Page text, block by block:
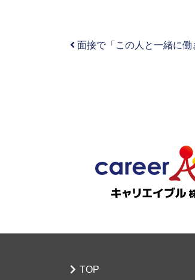
投稿ナビゲ
面接で「この人と一緒に働
TOP